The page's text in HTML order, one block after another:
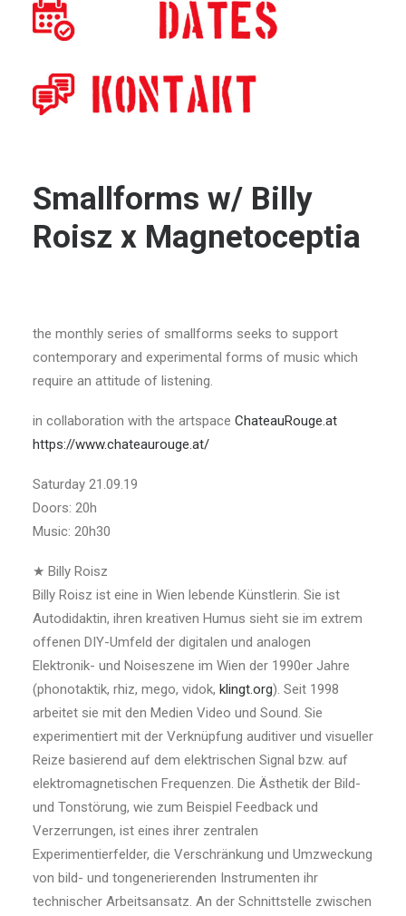
Smallforms w/ Billy
Roisz x Magnetoceptia
the monthly series of smallforms seeks to support
contemporary and experimental forms of music which
require an attitude of listening.
in collaboration with the artspace ChateauRouge.at
https://www.chateaurouge.at/
Saturday 21.09.19
Doors: 20h
Music: 20h30
★ Billy Roisz
Billy Roisz ist eine in Wien lebende Künstlerin. Sie ist
Autodidaktin, ihren kreativen Humus sieht sie im extrem
offenen DIY-Umfeld der digitalen und analogen
Elektronik- und Noiseszene im Wien der 1990er Jahre
(phonotaktik, rhiz, mego, vidok, klingt.org). Seit 1998
arbeitet sie mit den Medien Video und Sound. Sie
experimentiert mit der Verknüpfung auditiver und visueller
Reize basierend auf dem elektrischen Signal bzw. auf
elektromagnetischen Frequenzen. Die Ästhetik der Bild-
und Tonstörung, wie zum Beispiel Feedback und
Verzerrungen, ist eines ihrer zentralen
Experimentierfelder, die Verschränkung und Umzweckung
von bild- und tongenerierenden Instrumenten ihr
technischer Arbeitsansatz. An der Schnittstelle zwischen